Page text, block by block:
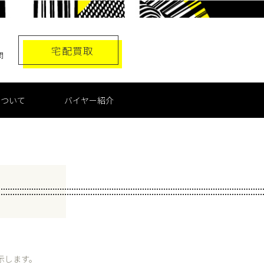
宅配買取
いて バイヤー紹介
ます。